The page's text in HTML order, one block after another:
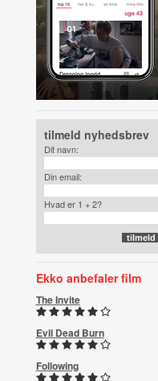
tilmeld nyhedsbrev
Dit navn:
Din email:
Hvad er 1 + 2?
Ekko anbefaler film
The Invite
Evil Dead Burn
Following